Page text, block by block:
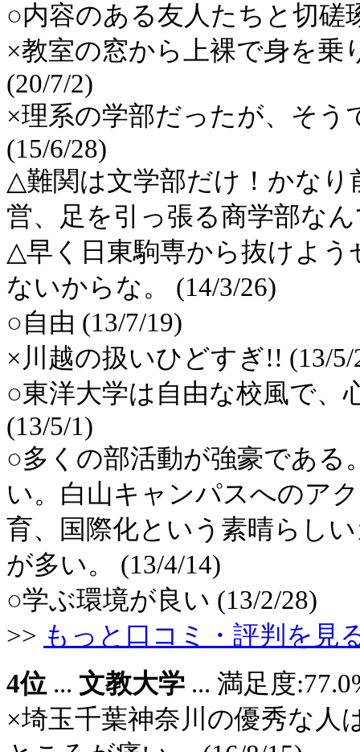
○内容のある友人たちと切磋
×教室の窓から上裸で身を乗
(20/7/2)
×理系の学部だったが、そ
(15/6/28)
△難関は文学部だけ！かな
営、足を引っ張る商学部な
△早く日東駒専から抜けよ
ないからな。 (14/3/26)
○自由 (13/7/19)
×川越の扱いひどすぎ!! (13/5/
○東洋大学は自由な校風で、
(13/5/1)
○多くの部活動が強豪である
い。白山キャンパスへのア
育、国際化という素晴らし
が多い。 (13/4/14)
○学ぶ環境が良い (13/2/28)
>> もっと口コミ・評判を見
4位 ... 文教大学 ... 満足度
×埼玉千葉神奈川の優秀な人